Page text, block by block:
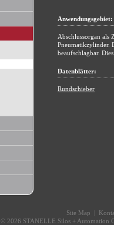
Anwendungsgebiet:
Abschlussorgan als
Pneumatikzylinder.
beaufschlagbar.
Datenblätter:
Rundschieber
Site Map |
© 2026 STANELLE Silos + Automation